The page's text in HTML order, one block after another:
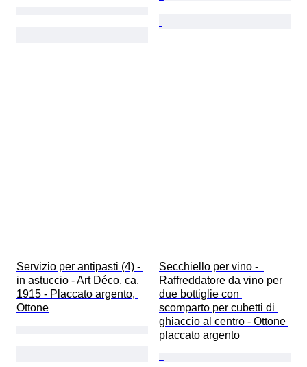
Servizio per antipasti (4) -
in astuccio - Art Déco, ca.
1915 - Placcato argento,
Ottone
Secchiello per vino -
Raffreddatore da vino per
due bottiglie con
scomparto per cubetti di
ghiaccio al centro - Ottone
placcato argento